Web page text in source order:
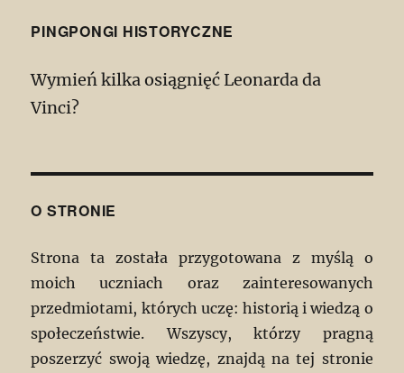
PINGPONGI HISTORYCZNE
Wymień kilka osiągnięć Leonarda da
Vinci?
O STRONIE
Strona ta została przygotowana z myślą o
moich uczniach oraz zainteresowanych
przedmiotami, których uczę: historią i wiedzą o
społeczeństwie. Wszyscy, którzy pragną
poszerzyć swoją wiedzę, znajdą na tej stronie